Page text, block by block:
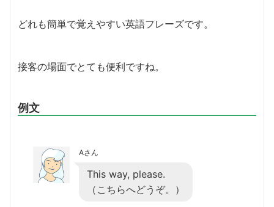
どれも簡単で覚えやすい英語フレーズです。
接客の場面でとても便利ですね。
例文
Aさん
This way, please.
（こちらへどうぞ。）